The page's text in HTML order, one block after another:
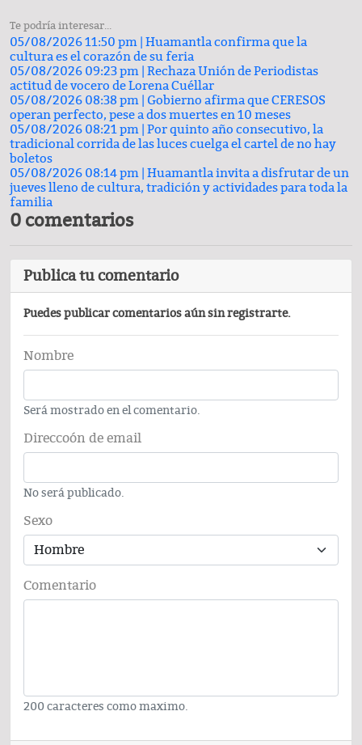
Te podría interesar...
05/08/2026 11:50 pm | Huamantla confirma que la
cultura es el corazón de su feria
05/08/2026 09:23 pm | Rechaza Unión de Periodistas
actitud de vocero de Lorena Cuéllar
05/08/2026 08:38 pm | Gobierno afirma que CERESOS
operan perfecto, pese a dos muertes en 10 meses
05/08/2026 08:21 pm | Por quinto año consecutivo, la
tradicional corrida de las luces cuelga el cartel de no hay
boletos
05/08/2026 08:14 pm | Huamantla invita a disfrutar de un
jueves lleno de cultura, tradición y actividades para toda la
familia
0 comentarios
Publica tu comentario
Puedes publicar comentarios aún sin registrarte.
Nombre
Será mostrado en el comentario.
Direccoón de email
No será publicado.
Sexo
Comentario
200 caracteres como maximo.